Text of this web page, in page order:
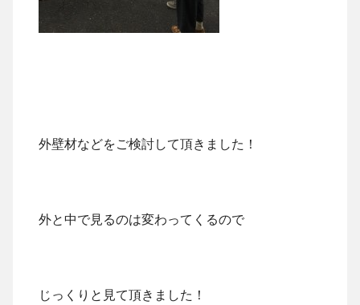
外壁材などをご検討して頂きました！
外と中で見るのは変わってくるので
じっくりと見て頂きました！